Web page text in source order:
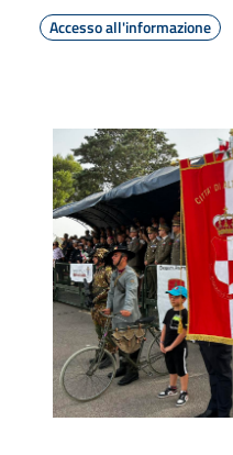
Accesso all'informazione